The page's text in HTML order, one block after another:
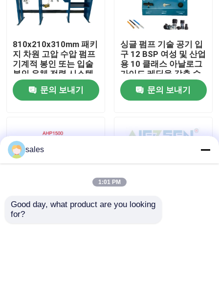
집
제품
비디오
우리 에 관한 것
공장 투어
품질 관리
810x210x310mm 패키
지 차원 고압 수압 펌프
기계적 봉인 또는 입술
봉인 유체 전력 시스템
에 설계
문의 보내기
싱글 펌프 기술 공기 입
구 12 BSP 여성 및 산업
용 10 클래스 아날로그
가이드 레딩을 갖춘 수
압 고압 펌프
문의 보내기
산업용 5~50리터/분 유
sales
1:01 PM
Good day, what product are you looking
for?